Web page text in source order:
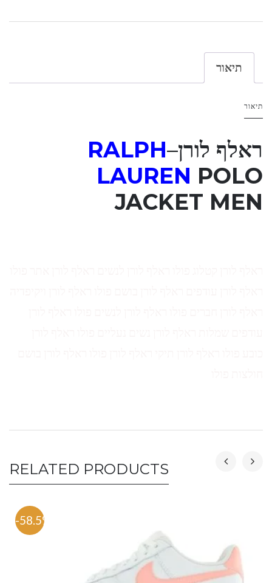
תיאור
תיאור
ראלף לורן–
RALPH
LAUREN POLO
JACKET MEN
RELATED PRODUCTS
-58.5%